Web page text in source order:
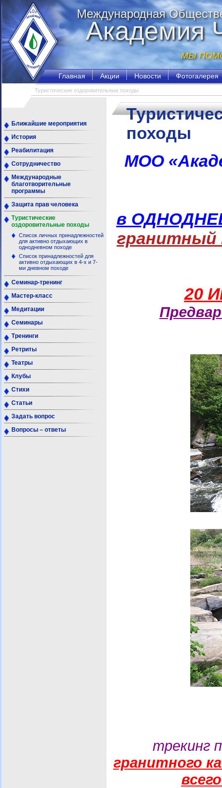
Международная
Академия
МЫ
Главная Акции Новости Фотогалерея
Туристические оздоровительные походы
Ближайшие мероприятия
История
Реабилитация
Сотрудничество
Международные
благотворительные
программы
Защита прав человека
Туристические
оздоровительные походы
Список личных принадлежностей
для активно отдыхающих в
однодневном походе
Список принадлежностей для
активно отдыхающих в 4-х и 7-
ми дневном походе
Семинар-тренинг
Мастер-класс
Медитации
Семинары
Тренинги
Ретриты
Театры
Клубы
Стихи
Статьи
Задать вопрос
Вопросы – ответы
походы
МОО «
в
гранитный
20
трекинг
гранитного